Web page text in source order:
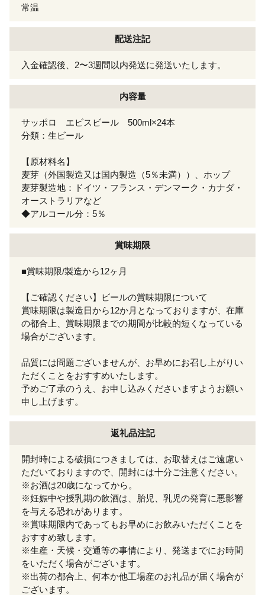
常温
配送注記
入金確認後、2〜3週間以内発送に発送いたします。
内容量
サッポロ エビスビール 500ml×24本
分類：生ビール
【原材料名】
麦芽（外国製造又は国内製造（5％未満））、ホップ
麦芽製造地：ドイツ・フランス・デンマーク・カナダ・
オーストラリアなど
◆アルコール分：5％
賞味期限
■賞味期限/製造から12ヶ月
【ご確認ください】ビールの賞味期限について
賞味期限は製造日から12か月となっておりますが、在庫
の都合上、賞味期限までの期間が比較的短くなっている
場合がございます。
品質には問題ございませんが、お早めにお召し上がりい
ただくことをおすすめいたします。
予めご了承のうえ、お申し込みくださいますようお願い
申し上げます。
返礼品注記
開封時による破損につきましては、お取替えはご遠慮い
ただいておりますので、開封には十分ご注意ください。
※お酒は20歳になってから。
※妊娠中や授乳期の飲酒は、胎児、乳児の発育に悪影響
を与える恐れがあります。
※賞味期限内であってもお早めにお飲みいただくことを
おすすめ致します。
※生産・天候・交通等の事情により、発送までにお時間
をいただく場合がございます。
※出荷の都合上、何本か他工場産のお礼品が届く場合が
ございます。